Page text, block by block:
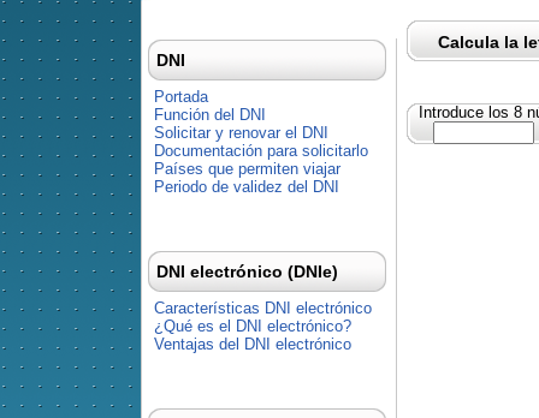
Calcula la
Introduce los 8
DNI
Portada
Función del DNI
Solicitar y renovar el DNI
Documentación para solicitarlo
Países que permiten viajar
Periodo de validez del DNI
DNI electrónico (DNIe)
Características DNI electrónico
¿Qué es el DNI electrónico?
Ventajas del DNI electrónico